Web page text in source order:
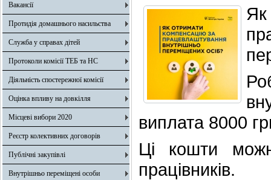
Вакансії
Протидія домашнього насильства
Служба у справах дітей
Протоколи комісії ТЕБ та НС
Діяльність спостережної комісії
Оцінка впливу на довкілля
Місцеві вибори 2020
Реєстр колективних договорів
Публічні закупівлі
Внутрішньо переміщені особи
виплата 8000
Ці кошти
працівників.